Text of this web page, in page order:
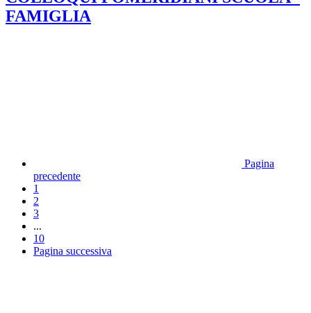
FAMIGLIA
Pagina
precedente
1
2
3
...
10
Pagina successiva